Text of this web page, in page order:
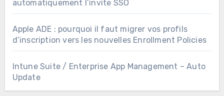
automatiquement l’invite SSO
Apple ADE : pourquoi il faut migrer vos profils
d’inscription vers les nouvelles Enrollment Policies
Intune Suite / Enterprise App Management – Auto
Update